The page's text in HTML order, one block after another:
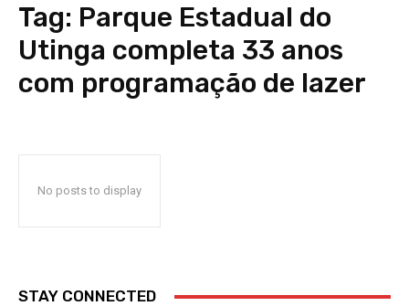
Tag: Parque Estadual do
Utinga completa 33 anos
com programação de lazer
No posts to display
STAY CONNECTED